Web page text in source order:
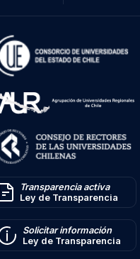
Transparencia activa
Ley de Transparencia
Solicitar información
Ley de Transparencia